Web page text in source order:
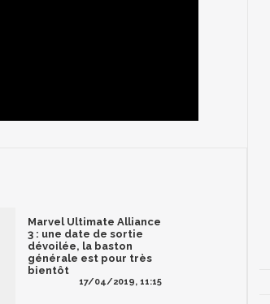
Marvel Ultimate Alliance
3 : une date de sortie
dévoilée, la baston
générale est pour très
bientôt
17/04/2019, 11:15